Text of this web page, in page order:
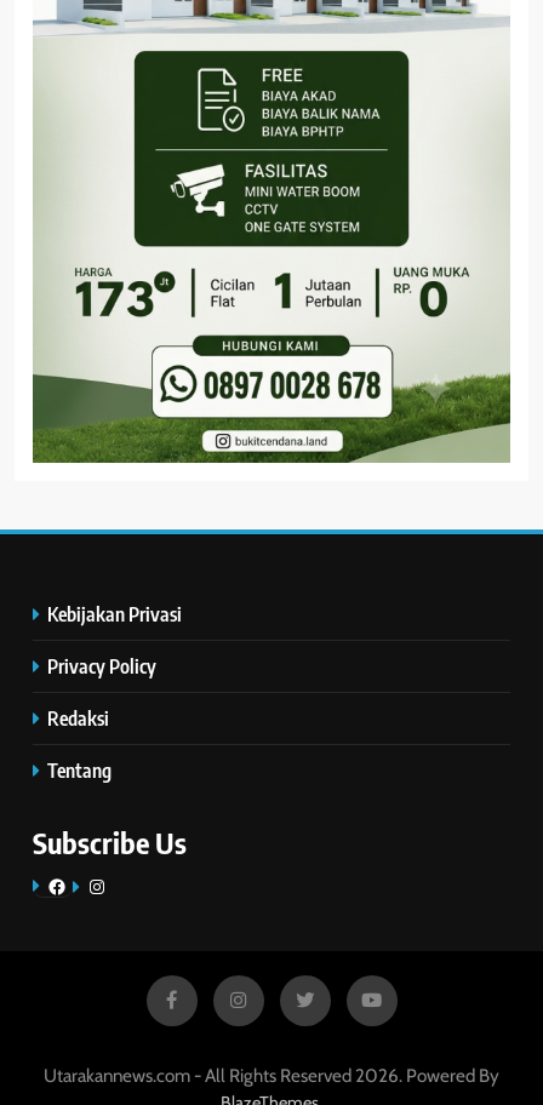
Kebijakan Privasi
Privacy Policy
Redaksi
Tentang
Subscribe Us
FacebookInstagram
Utarakannews.com - All Rights Reserved 2026. Powered By